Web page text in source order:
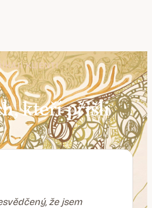
KLIENTI
kteří přišli
že jsem